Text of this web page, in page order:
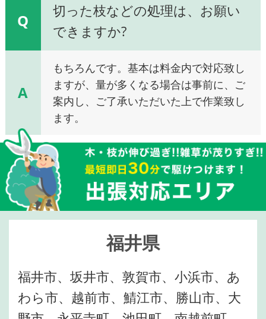
Q
切った枝などの処理は、お願い
できますか?
A
もちろんです。基本は料金内で対応致し
ますが、量が多くなる場合は事前に、ご
案内し、ご了承いただいた上で作業致し
ます。
福井県
福井市、坂井市、敦賀市、小浜市、あ
わら市、越前市、鯖江市、勝山市、大